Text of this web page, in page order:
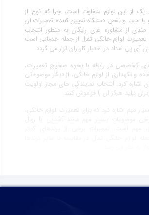
یک از این لوازم متفاوت است، چرا که نوع از
یا عیب و نقص دستگاه تعیین کننده تعمیرات آن
از مشاوره های رایگان به منظور انتخاب
لوازم خانگی تفال از جمله خدماتی است
آی پی امداد در اختیار کاربران قرار می گردد.
تخصصی در رابطه با نحوه صحیح تعمیرات،
و نگهداری از لوازم خانگی، از دیگر موضوعاتی
اشاره کرد. انتخاب نمایندگی های مجاز اولویت
نباید هرگز آن را فراموش کنند.